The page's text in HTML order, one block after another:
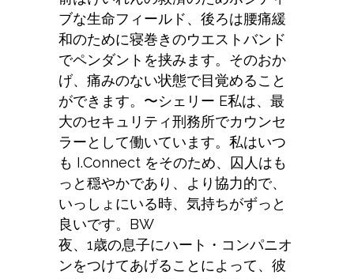
ブな生命フィールド、後ろは腰痛緩
和のために寝巻きのウエストバンド
でペンダントを挟みます。そのおか
げ、痛みのない状態で目覚めること
ができます。 〜シェリー E私は、最
大のセキュリティ刑務所でカウンセ
ラーとして働いています。私はいつ
も I.Connect をそのため、囚人はも
っと穏やかであり、より協力的で、
いっしょにいる時、気持ちがずっと
良いです。 BW
夜、1歳の息子にハート・コンパニオ
ンをつけてあげることによって、彼